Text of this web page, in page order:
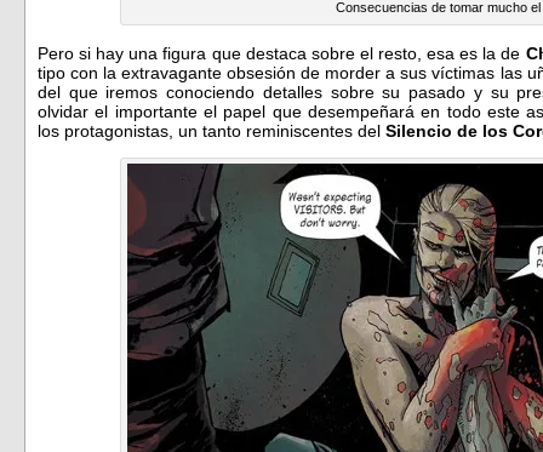
Consecuencias de tomar mucho el
Pero si hay una figura que destaca sobre el resto, esa es la de
tipo con la extravagante obsesión de morder a sus víctimas las
del que iremos conociendo detalles sobre su pasado y su
olvidar el importante el papel que desempeñará en todo este
los protagonistas, un tanto reminiscentes del Silencio de los